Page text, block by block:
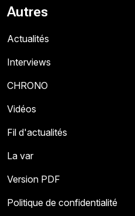
Autres
Actualités
Interviews
CHRONO
Vidéos
Fil d'actualités
La var
Version PDF
Politique de confidentialité